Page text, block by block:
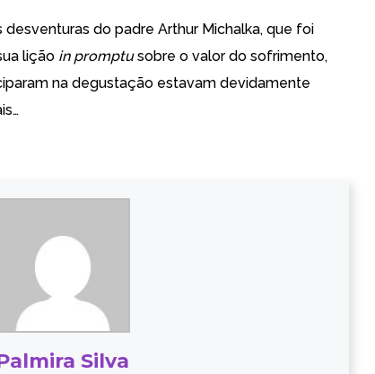
desventuras do padre Arthur Michalka, que foi
lição in promptusobre o valor do sofrimento,
na degustação estavam devidamente
Silva